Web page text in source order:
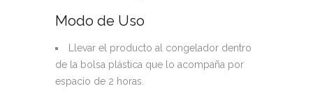
Modo de Uso
Llevar el producto al congelador dentro
de la bolsa plástica que lo acompaña por
espacio de 2 horas.